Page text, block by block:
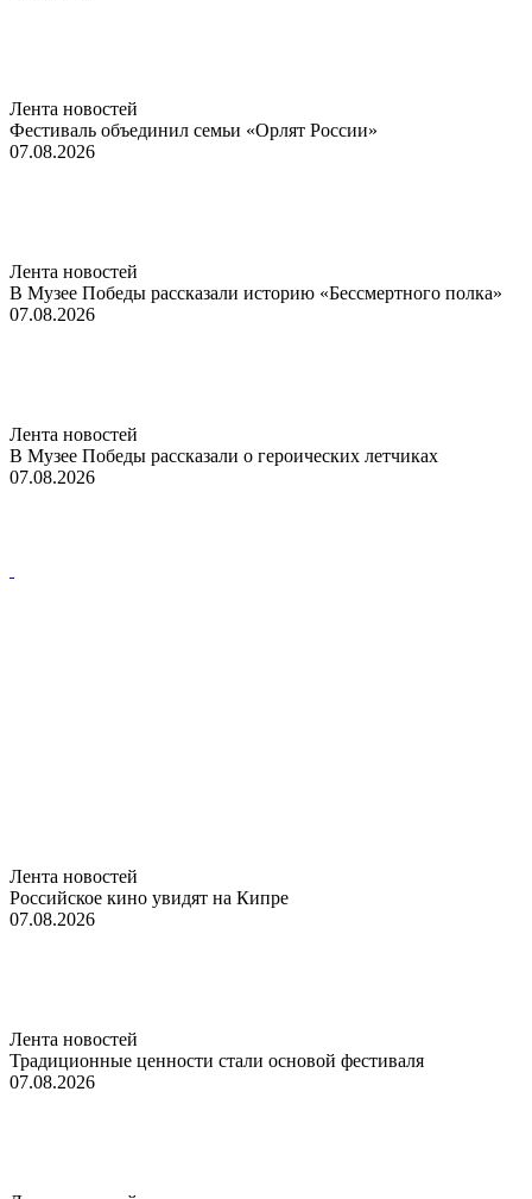
Лента новостей
Фестиваль объединил семьи «Орлят России»
07.08.2026
Лента новостей
В Музее Победы рассказали историю «Бессмертного полка»
07.08.2026
Лента новостей
В Музее Победы рассказали о героических летчиках
07.08.2026
Лента новостей
Российское кино увидят на Кипре
07.08.2026
Лента новостей
Традиционные ценности стали основой фестиваля
07.08.2026